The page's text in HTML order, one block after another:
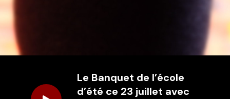
Le Banquet de l’école
d’été ce 23 juillet avec